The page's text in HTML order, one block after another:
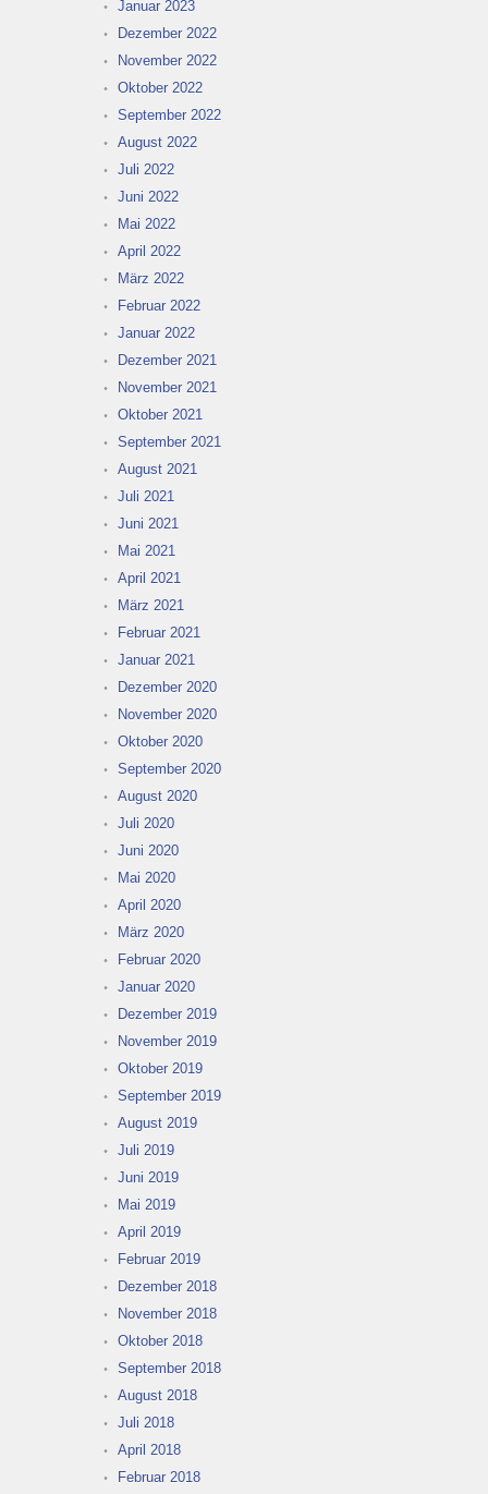
Januar 2023
Dezember 2022
November 2022
Oktober 2022
September 2022
August 2022
Juli 2022
Juni 2022
Mai 2022
April 2022
März 2022
Februar 2022
Januar 2022
Dezember 2021
November 2021
Oktober 2021
September 2021
August 2021
Juli 2021
Juni 2021
Mai 2021
April 2021
März 2021
Februar 2021
Januar 2021
Dezember 2020
November 2020
Oktober 2020
September 2020
August 2020
Juli 2020
Juni 2020
Mai 2020
April 2020
März 2020
Februar 2020
Januar 2020
Dezember 2019
November 2019
Oktober 2019
September 2019
August 2019
Juli 2019
Juni 2019
Mai 2019
April 2019
Februar 2019
Dezember 2018
November 2018
Oktober 2018
September 2018
August 2018
Juli 2018
April 2018
Februar 2018